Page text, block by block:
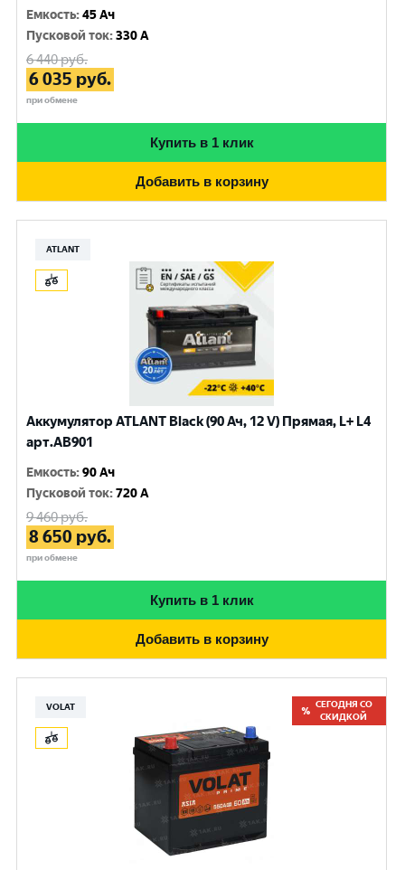
Емкость:45 Ач
Пусковой ток:330 A
6 440руб.
6 035 руб.
при обмене
Купить в 1 клик
Добавить в корзину
ATLANT
Аккумулятор ATLANT Black (90 Ач, 12 V) Прямая, L+ L4
арт.AB901
Емкость:90 Ач
Пусковой ток:720 A
9 460руб.
8 650 руб.
при обмене
Купить в 1 клик
Добавить в корзину
VOLAT
СЕГОДНЯ СО
СКИДКОЙ